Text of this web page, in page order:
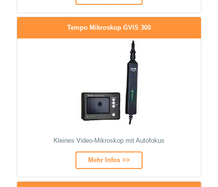
Tempo Mikroskop GVIS 300
Kleines Video-Mikroskop mit Autofokus
Mehr Infos >>